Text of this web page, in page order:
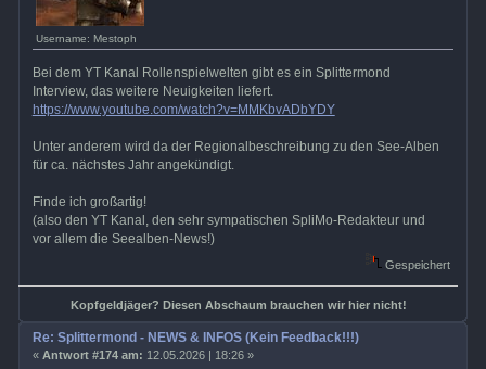
Username: Mestoph
Bei dem YT Kanal Rollenspielwelten gibt es ein Splittermond
Interview, das weitere Neuigkeiten liefert.
https://www.youtube.com/watch?v=MMKbvADbYDY
Unter anderem wird da der Regionalbeschreibung zu den See-Alben
für ca. nächstes Jahr angekündigt.
Finde ich großartig!
(also den YT Kanal, den sehr sympatischen SpliMo-Redakteur und
vor allem die Seealben-News!)
Gespeichert
Kopfgeldjäger? Diesen Abschaum brauchen wir hier nicht!
Re: Splittermond - NEWS & INFOS (Kein Feedback!!!)
« Antwort #174 am: 12.05.2026 | 18:26 »